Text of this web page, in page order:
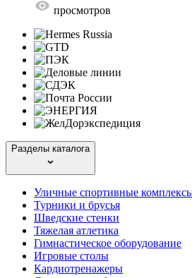
просмотров
Разделы каталога
Уличные спортивные
Турники и брусья
Шведские стенки
Тяжелая атлетика
Гимнастическое оборудование
Игровые столы
Кардиотренажеры